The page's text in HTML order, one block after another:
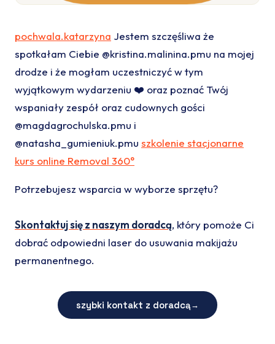
pochwala.katarzyna Jestem szczęśliwa że
spotkałam Ciebie @kristina.malinina.pmu na mojej
drodze i że mogłam uczestniczyć w tym
wyjątkowym wydarzeniu ❤️ oraz poznać Twój
wspaniały zespół oraz cudownych gości
@magdagrochulska.pmu i
@natasha_gumieniuk.pmu szkolenie stacjonarne
kurs online Removal 360°
Potrzebujesz wsparcia w wyborze sprzętu?
Skontaktuj się z naszym doradcą, który pomoże Ci
dobrać odpowiedni laser do usuwania makijażu
permanentnego.
szybki kontakt z doradcą→